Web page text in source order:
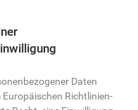
Daten
Richtlinien-